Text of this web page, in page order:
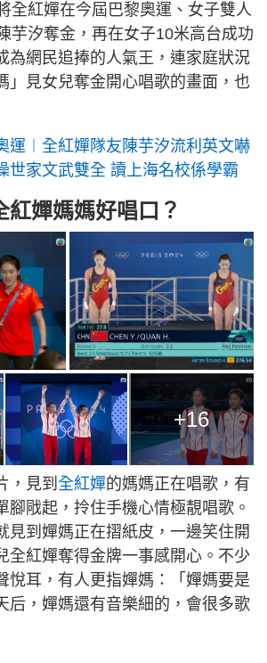
全紅嬋在今屆巴黎奧運、女子雙人
芋汐奪金，再在女子10米高台成功
為網民追捧的人氣王，連家庭狀況
」見女兒奪金開心唱歌的畫面，也
運︱全紅嬋隊友陳芋汐流利英文嚇
世家文武雙全 讀上海名校係學霸
紅嬋媽媽好唱口？
+16
，見到 全紅嬋的媽媽正在唱歌，有
腳戙起，拎住手機心情極靚唱歌。
見到嬋媽正在摺紙皮，一邊笑住開
全紅嬋奪得金牌一事感開心。不少
悅耳，有人更指嬋媽：「嬋媽要是
后，嬋媽還有音樂細的，會很多歌